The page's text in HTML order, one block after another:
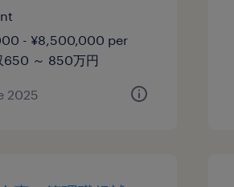
- ¥8,500,000 per
650 ～ 850万円
2025